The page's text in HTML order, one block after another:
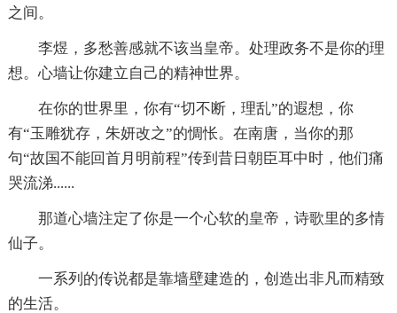
之间。
李煜，多愁善感就不该当皇帝。处理政务不是你的理
想。心墙让你建立自己的精神世界。
在你的世界里，你有“切不断，理乱”的遐想，你
有“玉雕犹存，朱妍改之”的惆怅。在南唐，当你的那
句“故国不能回首月明前程”传到昔日朝臣耳中时，他们痛
哭流涕......
那道心墙注定了你是一个心软的皇帝，诗歌里的多情
仙子。
一系列的传说都是靠墙壁建造的，创造出非凡而精致
的生活。